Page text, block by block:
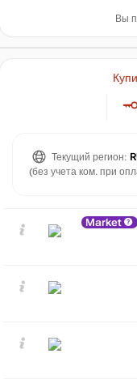
Вы
Текущий регион:
(без учета ком. при
Market